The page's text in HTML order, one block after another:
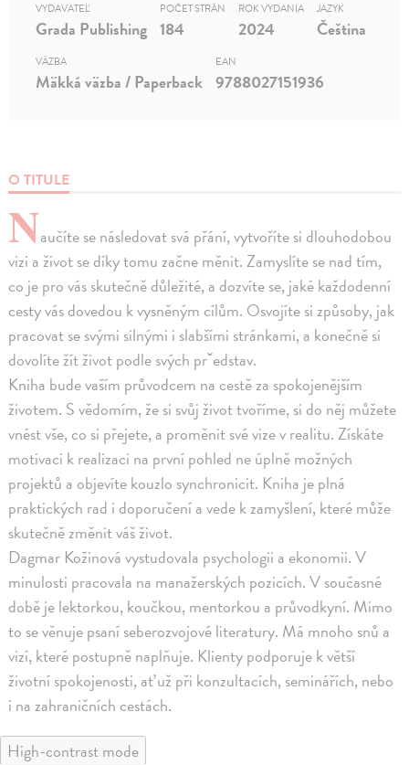
O TITULE
Naučíte se následovat svá přání, vytvoříte si dlouhodobou
vizi a život se díky tomu začne měnit. Zamyslíte se nad tím,
co je pro vás skutečně důležité, a dozvíte se, jaké každodenní
cesty vás dovedou k vysněným cílům. Osvojíte si způsoby, jak
pracovat se svými silnými i slabšími stránkami, a konečně si
dovolíte žít život podle svých prˇedstav.
Kniha bude vaším průvodcem na cestě za spokojenějším
životem. S vědomím, že si svůj život tvoříme, si do něj můžete
vnést vše, co si přejete, a proměnit své vize v realitu. Získáte
motivaci k realizaci na první pohled ne úplně možných
projektů a objevíte kouzlo synchronicit. Kniha je plná
praktických rad i doporučení a vede k zamyšlení, které může
skutečně změnit váš život.
Dagmar Kožinová vystudovala psychologii a ekonomii. V
minulosti pracovala na manažerských pozicích. V současné
době je lektorkou, koučkou, mentorkou a průvodkyní. Mimo
to se věnuje psaní seberozvojové literatury. Má mnoho snů a
vizí, které postupně naplňuje. Klienty podporuje k větší
životní spokojenosti, ať už při konzultacích, seminářích, nebo
i na zahraničních cestách.
VYDAVATEĽ
Grada Publishing
POČET STRÁN
184
ROK VYDANIA
2024
JAZYK
Čeština
VÄZBA
Mäkká väzba / Paperback
EAN
9788027151936
High-contrast mode